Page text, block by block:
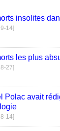
insolites
14]
les plus
27]
Polac avait
14]